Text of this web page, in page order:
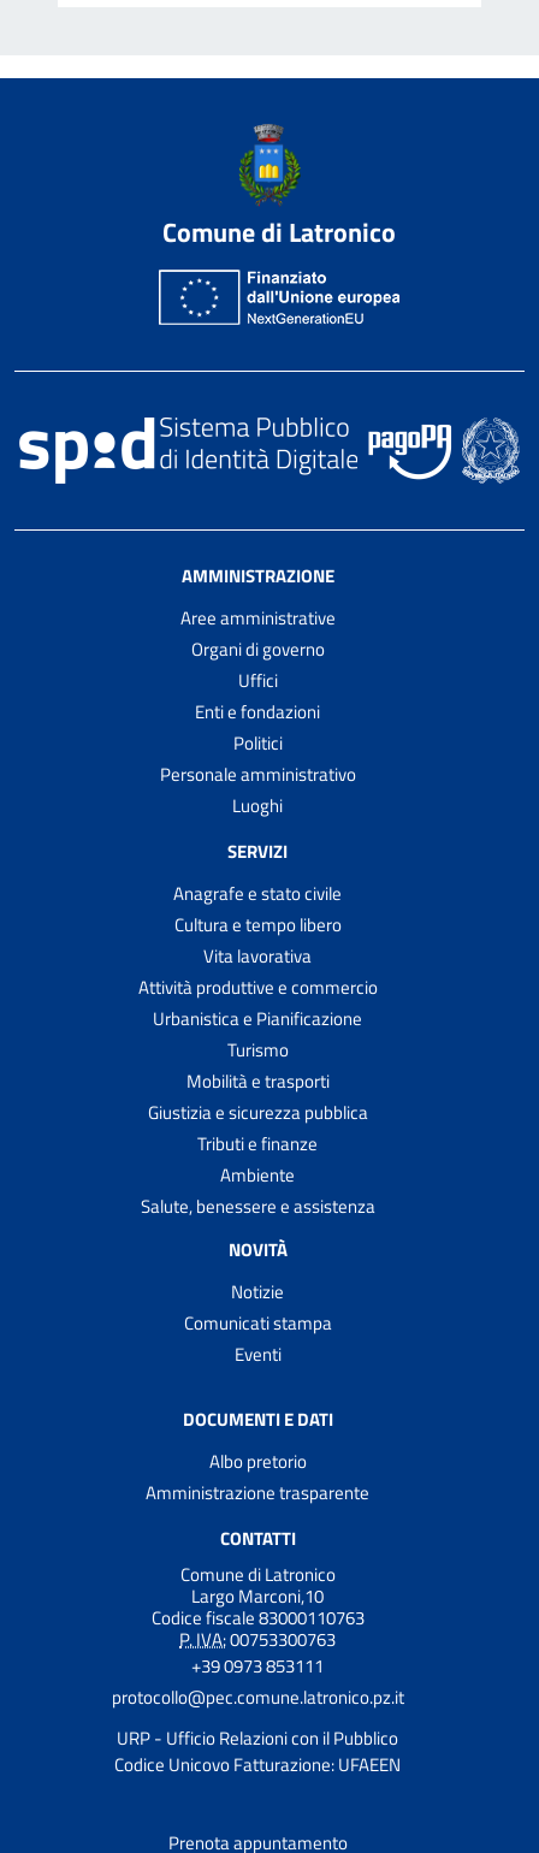
Comune di Latronico
AMMINISTRAZIONE
Aree amministrative
Organi di governo
Uffici
Enti e fondazioni
Politici
Personale amministrativo
Luoghi
SERVIZI
Anagrafe e stato civile
Cultura e tempo libero
Vita lavorativa
Attività produttive e commercio
Urbanistica e Pianificazione
Turismo
Mobilità e trasporti
Giustizia e sicurezza pubblica
Tributi e finanze
Ambiente
Salute, benessere e assistenza
NOVITÀ
Notizie
Comunicati stampa
Eventi
DOCUMENTI E DATI
Albo pretorio
Amministrazione trasparente
CONTATTI
Comune di Latronico
Largo Marconi,10
Codice fiscale 83000110763
P. IVA:00753300763
+39 0973 853111
protocollo@pec.comune.latronico.pz.it
URP - Ufficio Relazioni con il Pubblico
Codice Unicovo Fatturazione: UFAEEN
Prenota appuntamento